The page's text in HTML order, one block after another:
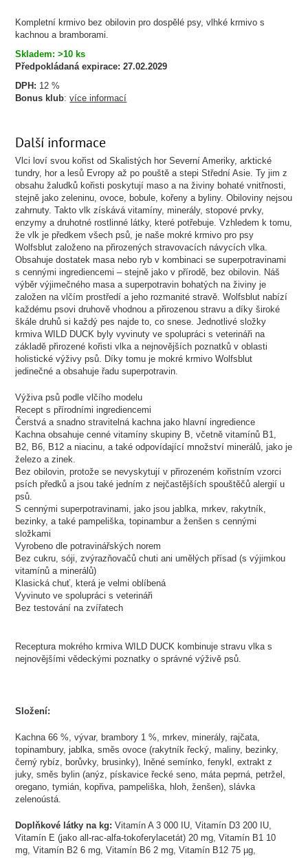
Kompletní krmivo bez obilovin pro dospělé psy, vlhké krmivo s
kachnou a bramborami.
Skladem: >10 ks
Předpokládaná expirace: 27.02.2029
DPH: 12 %
Bonus klub:více informací
Další informace
Vlci loví svou kořist od Skalistých hor Severní Ameriky, arktické
tundry, hor a lesů Evropy až po pouště a stepi Střední Asie. Ty jim z
obsahu žaludků kořisti poskytují maso a na živiny bohaté vnitřnosti,
stejně jako zeleninu, ovoce, bobule, kořeny a byliny. Obiloviny nejsou
zahrnuty. Takto vlk získává vitamíny, minerály, stopové prvky,
enzymy a druhotné rostlinné látky, které potřebuje. Vzhledem k tomu,
že vlk je předkem všech psů, je naše mokré krmivo pro psy
Wolfsblut založeno na přirozených stravovacích návycích vlka.
Obsahuje dostatek masa nebo ryb v kombinaci se superpotravinami
s cennými ingrediencemi – stejně jako v přírodě, bez obilovin. Náš
výběr výjimečného masa a superpotravin bohatých na živiny je
založen na vlčím prostředí a jeho rozmanité stravě. Wolfsblut nabízí
každému psovi druhově vhodnou a přirozenou stravu a díky široké
škále druhů si každý pes najde to, co snese. Jednotlivé složky
krmiva WILD DUCK byly vyvinuty ve spolupráci s veterináři na
základě přirozené kořisti vlka a nejnovějších poznatků v oblasti
holistické výživy psů. Díky tomu je mokré krmivo Wolfsblut
jedinečné a obsahuje řadu superpotravin.
Výživa psů podle vlčího modelu
Recept s přírodními ingrediencemi
Čerstvá a snadno stravitelná kachna jako hlavní ingredience
Kachna obsahuje cenné vitamíny skupiny B, včetně vitamínů B1,
B2, B6, B12 a niacinu, a také odpovídající množství minerálů, jako je
železo a zinek.
Bez obilovin, protože se nevyskytují v přirozeném kořistním vzorci
psích předků a jsou také jedním z nejčastějších spouštěčů alergií u
psů.
S cennými superpotravinami, jako jsou jablka, mrkev, rakytník,
bezinky, a také pampeliška, topinambur a ženšen s cennými
složkami
Vyrobeno dle potravinářských norem
Bez cukru, sóji, zvýrazňovačů chuti ani umělých přísad (s výjimkou
vitamínů a minerálů)
Klasická chuť, která je velmi oblíbená
Vyvinuto ve spolupráci s veterináři
Bez testování na zvířatech
Receptura mokrého krmiva WILD DUCK kombinuje stravu vlka s
nejnovějšími vědeckými poznatky o správné výživě psů.
Složení:
Kachna 66 %, vývar, brambory 1 %, mrkev, minerály, rajčata,
topinambury, jablka, směs ovoce (rakytník řecký, maliny, bezinky,
černý rybíz, borůvky, brusinky), lněné semínko, fenykl, extrakt z
juky, směs bylin (anýz, pískavice řecké seno, máta peprná, petržel,
oregano, tymián, kopřiva, pampeliška, hloh, ženšen), slávka
zelenoústá.
Doplňkové látky na kg:Vitamín A 3 000 IU, Vitamín D3 200 IU,
Vitamín E (jako all-rac-alfa-tokoferylacetát) 20 mg, Vitamín B1 10
mg, Vitamín B2 6 mg, Vitamín B6 2 mg, Vitamín B12 75 µg,